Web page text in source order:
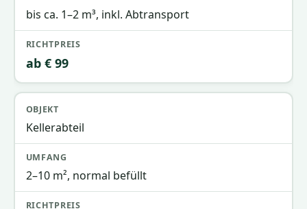
bis ca. 1–2 m³, inkl. Abtransport
ab € 99
Kellerabteil
2–10 m², normal befüllt